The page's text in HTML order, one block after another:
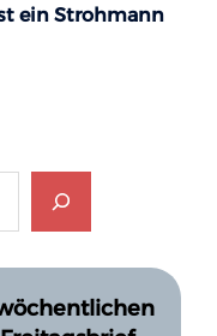
ein Strohmann